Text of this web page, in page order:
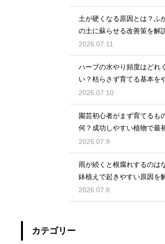
土が硬くなる原因とは？ふ
の土に蘇らせる改善策を解
2026.07.11
ハーブの水やり頻度はどれ
い？枯らさず育てる基本を
く紹介
2026.07.10
園芸初心者がまず育てるも
何？成功しやすい植物で最
歩を踏み出そう
2026.07.9
雨が続くと根腐れするのは
鉢植えで起きやすい原因を
2026.07.8
カテゴリー